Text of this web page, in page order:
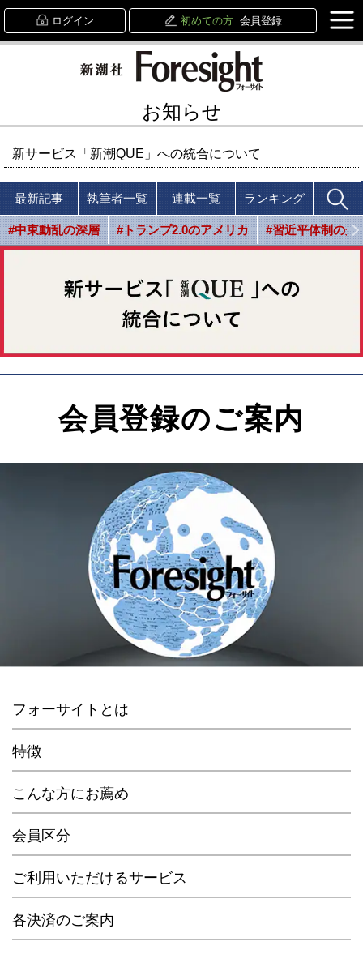
ログイン 初めての方 会員登録
お知らせ
新サービス「新潮QUE」への統合について
最新記事 執筆者一覧 連載一覧 ランキング
#中東動乱の深層 #トランプ2.0のアメリカ #習近平体制の光
会員登録のご案内
フォーサイトとは
特徴
こんな方にお薦め
会員区分
ご利用いただけるサービス
各決済のご案内